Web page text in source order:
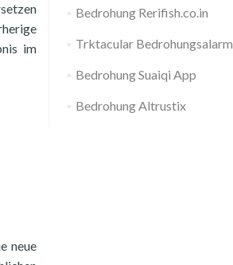
im
neue
Bedrohung Rerifish.co.in
Trktacular Bedrohungsalarm
Bedrohung Suaiqi App
Bedrohung Altrustix